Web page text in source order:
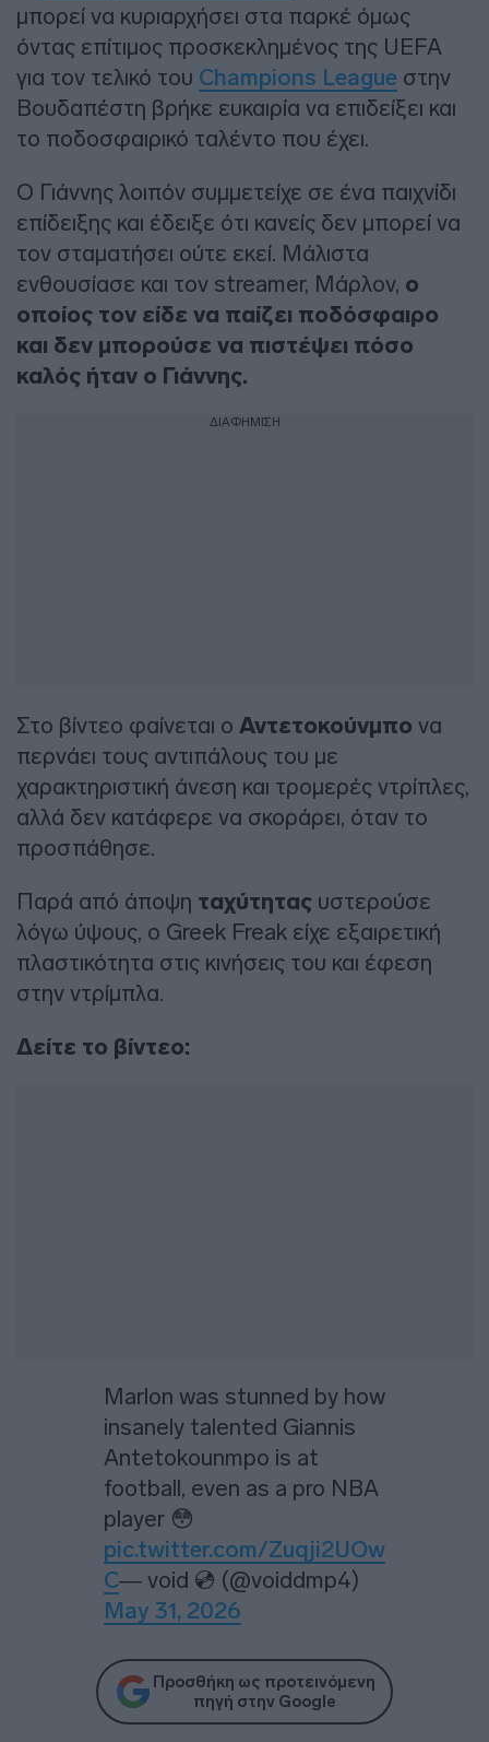
μπορεί να κυριαρχήσει στα παρκέ όμως
όντας επίτιμος προσκεκλημένος της UEFA
για τον τελικό του Champions League στην
Βουδαπέστη βρήκε ευκαιρία να επιδείξει και
το ποδοσφαιρικό ταλέντο που έχει.
Ο Γιάννης λοιπόν συμμετείχε σε ένα παιχνίδι
επίδειξης και έδειξε ότι κανείς δεν μπορεί να
τον σταματήσει ούτε εκεί. Μάλιστα
ενθουσίασε και τον streamer, Μάρλον, ο
οποίος τον είδε να παίζει ποδόσφαιρο
και δεν μπορούσε να πιστέψει πόσο
καλός ήταν ο Γιάννης.
ΔΙΑΦΗΜΙΣΗ
Στο βίντεο φαίνεται ο Αντετοκούνμπο να
περνάει τους αντιπάλους του με
χαρακτηριστική άνεση και τρομερές ντρίπλες,
αλλά δεν κατάφερε να σκοράρει, όταν το
προσπάθησε.
Παρά από άποψη ταχύτητας υστερούσε
λόγω ύψους, ο Greek Freak είχε εξαιρετική
πλαστικότητα στις κινήσεις του και έφεση
στην ντρίμπλα.
Δείτε το βίντεο:
Marlon was stunned by how
insanely talented Giannis
Antetokounmpo is at
football, even as a pro NBA
player 😳
pic.twitter.com/Zuqji2UOw
C— void 💿 (@voiddmp4)
May 31, 2026
Προσθήκη ως προτεινόμενη
πηγή στην Google